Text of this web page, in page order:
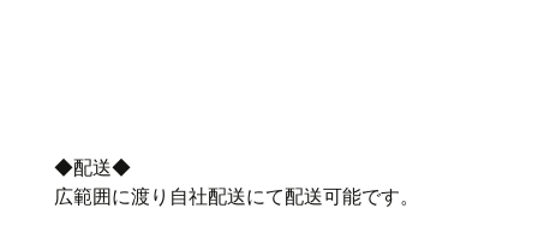
◆配送◆
広範囲に渡り自社配送にて配送可能です。